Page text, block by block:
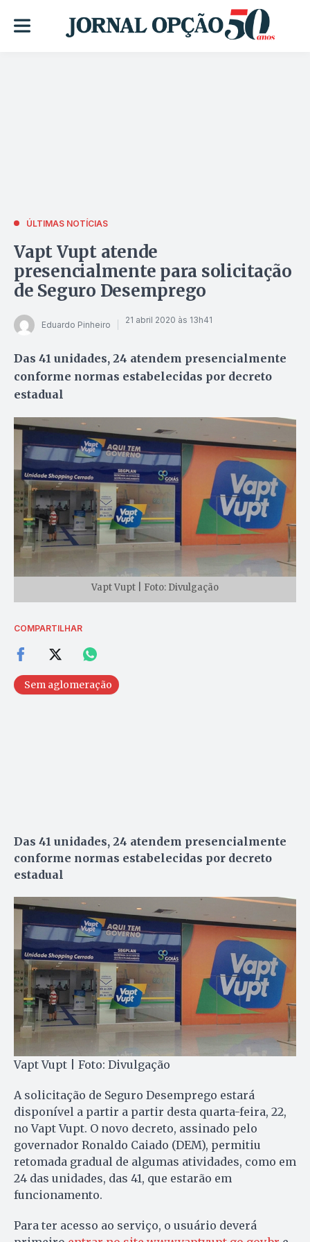
ÚLTIMAS NOTÍCIAS
Vapt Vupt atende
presencialmente para solicitação
de Seguro Desemprego
Eduardo Pinheiro 21 abril 2020 às 13h41
Das 41 unidades, 24 atendem presencialmente
conforme normas estabelecidas por decreto
estadual
Vapt Vupt | Foto: Divulgação
COMPARTILHAR
Sem aglomeração
Das 41 unidades, 24 atendem presencialmente
conforme normas estabelecidas por decreto
estadual
Vapt Vupt | Foto: Divulgação
A solicitação de Seguro Desemprego estará
disponível a partir a partir desta quarta-feira, 22,
no Vapt Vupt. O novo decreto, assinado pelo
governador Ronaldo Caiado (DEM), permitiu
retomada gradual de algumas atividades, como em
24 das unidades, das 41, que estarão em
funcionamento.
Para ter acesso ao serviço, o usuário deverá